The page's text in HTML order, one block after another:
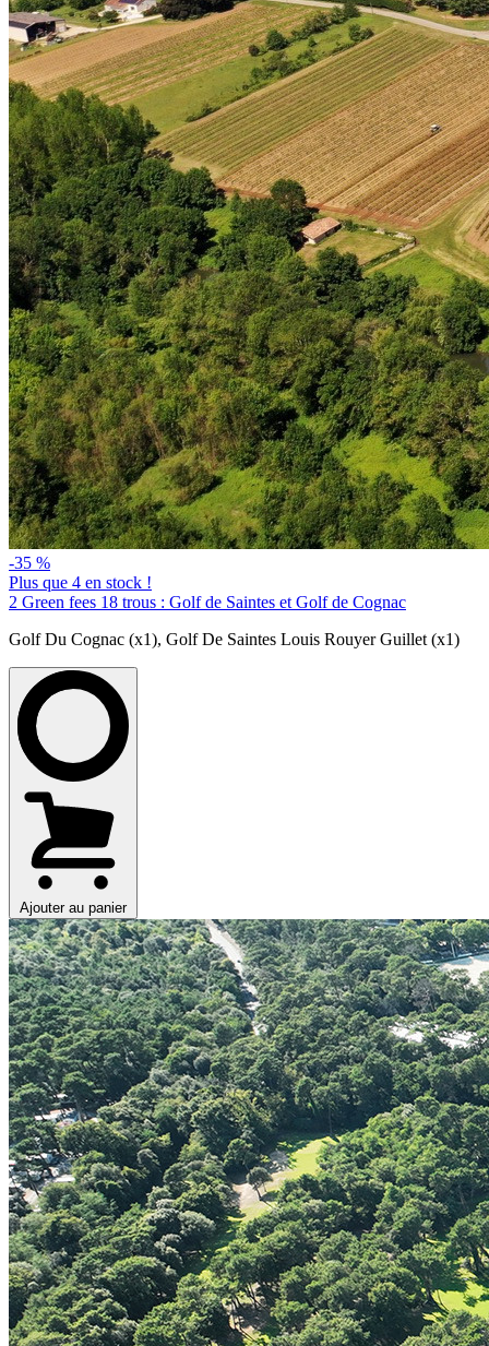
-35 %
Plus que 4 en stock !
2 Green fees 18 trous : Golf de Saintes et Golf de Cognac
Golf Du Cognac (x1), Golf De Saintes Louis Rouyer Guillet (x1)
Ajouter au panier